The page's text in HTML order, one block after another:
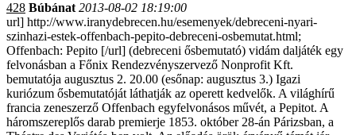
428 Búbánat 2013-08-02 18:19:00
url] http://www.iranydebrecen.hu/esemenyek/debreceni-nyari-
szinhazi-estek-offenbach-pepito-debreceni-osbemutat.html;
Offenbach: Pepito [/url] (debreceni ősbemutató) vidám daljáték egy
felvonásban a Főnix Rendezvényszervező Nonprofit Kft.
bemutatója augusztus 2. 20.00 (esőnap: augusztus 3.) Igazi
kuriózum ősbemutatóját láthatják az operett kedvelők. A világhírű
francia zeneszerző Offenbach egyfelvonásos művét, a Pepitot. A
háromszereplős darab premierje 1853. október 28-án Párizsban, a